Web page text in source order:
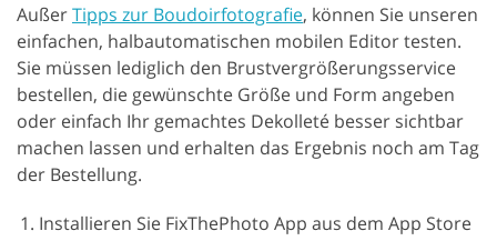
AußerTipps zur Boudoirfotografie, können Sie unseren
einfachen, halbautomatischen mobilen Editor testen.
Sie müssen lediglich den Brustvergrößerungsservice
bestellen, die gewünschte Größe und Form angeben
oder einfach Ihr gemachtes Dekolleté besser sichtbar
machen lassen und erhalten das Ergebnis noch am Tag
der Bestellung.
Installieren Sie FixThePhoto App aus dem App Store